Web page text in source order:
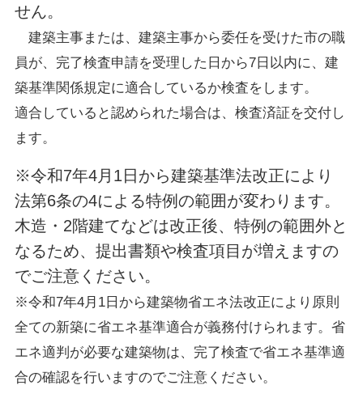
せん。
建築主事または、建築主事から委任を受けた市の職
員が、完了検査申請を受理した日から7日以内に、建
築基準関係規定に適合しているか検査をします。
適合していると認められた場合は、検査済証を交付し
ます。
※令和7年4月1日から建築基準法改正により
法第6条の4による特例の範囲が変わります。
木造・2階建てなどは改正後、特例の範囲外と
なるため、提出書類や検査項目が増えますの
でご注意ください。
※令和7年4月1日から建築物省エネ法改正により原則
全ての新築に省エネ基準適合が義務付けられます。省
エネ適判が必要な建築物は、完了検査で省エネ基準適
合の確認を行いますのでご注意ください。